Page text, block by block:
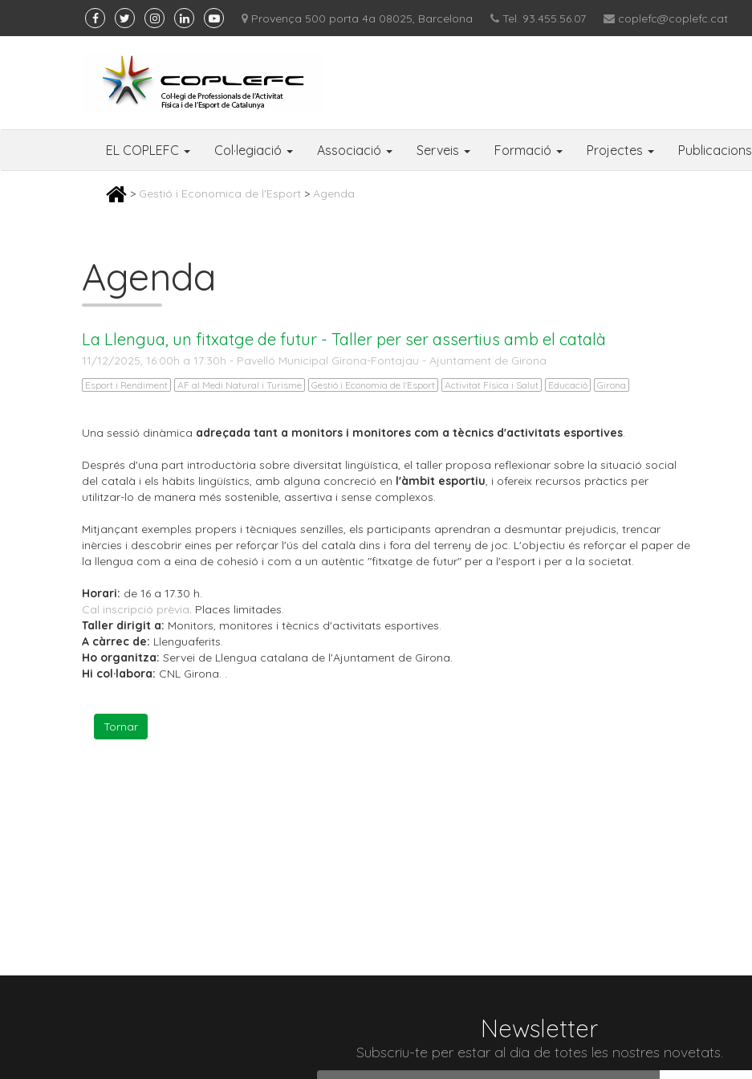
Provença 500 porta 4a 08025, Barcelona Tel. 93.455.56.07 coplefc@coplefc.cat
EL COPLEFC Col·legiació Associació Serveis Formació Projectes Publicacions
> Gestió i Economica de l'Esport > Agenda
Agenda
La Llengua, un fitxatge de futur - Taller per ser assertius amb el català
11/12/2025, 16:00h a 17:30h - Pavelló Municipal Girona-Fontajau - Ajuntament de Girona
Esport i Rendiment AF al Medi Natural i Turisme Gestió i Economia de l'Esport Activitat Física i Salut Educació Girona
Una sessió dinàmica adreçada tant a monitors i monitores com a tècnics d'activitats esportives.
Després d'una part introductòria sobre diversitat lingüística, el taller proposa reflexionar sobre la situació social
del català i els hàbits lingüístics, amb alguna concreció en l'àmbit esportiu, i ofereix recursos pràctics per
utilitzar-lo de manera més sostenible, assertiva i sense complexos.
Mitjançant exemples propers i tècniques senzilles, els participants aprendran a desmuntar prejudicis, trencar
inèrcies i descobrir eines per reforçar l'ús del català dins i fora del terreny de joc. L'objectiu és reforçar el paper de
la llengua com a eina de cohesió i com a un autèntic "fitxatge de futur" per a l'esport i per a la societat.
Horari: de 16 a 17.30 h.
Cal inscripció prèvia. Places limitades.
Taller dirigit a: Monitors, monitores i tècnics d'activitats esportives.
A càrrec de: Llenguaferits.
Ho organitza: Servei de Llengua catalana de l'Ajuntament de Girona.
Hi col·labora: CNL Girona. .
Newsletter
Subscriu-te per estar al dia de totes les nostres novetats.